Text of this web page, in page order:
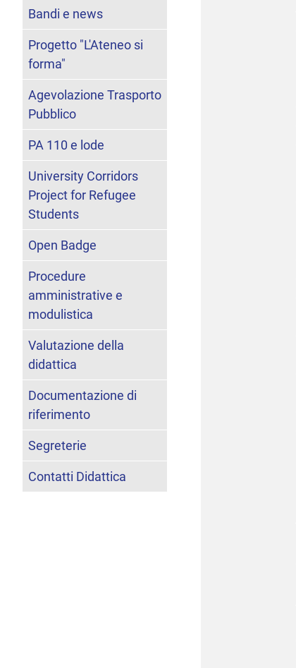
Bandi e news
Progetto "L'Ateneo si
forma"
Agevolazione Trasporto
Pubblico
PA 110 e lode
University Corridors
Project for Refugee
Students
Open Badge
Procedure
amministrative e
modulistica
Valutazione della
didattica
Documentazione di
riferimento
Segreterie
Contatti Didattica